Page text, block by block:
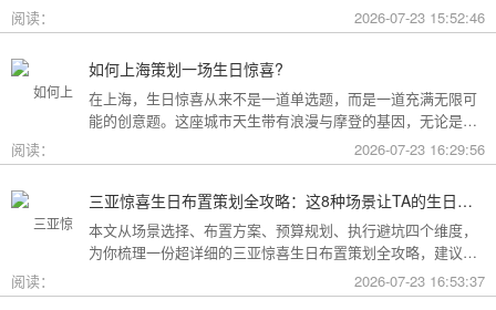
阅读： 2026-07-23 15:52:46
如何上海策划一场生日惊喜?
在上海，生日惊喜从来不是一道单选题，而是一道充满无限可
能的创意题。这座城市天生带有浪漫与摩登的基因，无论是外
滩的璀璨夜景，还是梧桐树下的老洋房，都为策划惊喜提供了
无尽的灵感
阅读： 2026-07-23 16:29:56
三亚惊喜生日布置策划全攻略：这8种场景让TA的生日成为永远难忘的回忆
本文从场景选择、布置方案、预算规划、执行避坑四个维度，
为你梳理一份超详细的三亚惊喜生日布置策划全攻略，建议收
阅读： 2026-07-23 16:53:37